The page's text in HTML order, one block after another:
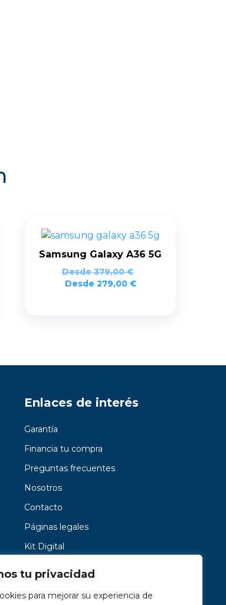
tu privacidad
para mejorar su experiencia de
Samsung Galaxy A36 5G
Desde379,00€
Desde 279,00 €
Enlaces de interés
Garantía
Financia tu compra
Preguntas frecuentes
Nosotros
Contacto
Páginas legales
Kit Digital